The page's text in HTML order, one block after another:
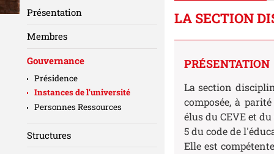
LA SECTION
PRÉSENTATION
La section
composée, à
élus du CEVE et
5 du code de
Elle est
Présentation
Membres
Gouvernance
Présidence
Instances de l'université
Personnes Ressources
Structures